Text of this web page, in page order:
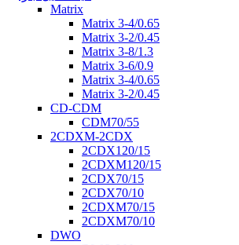
Matrix
Matrix 3-4/0.65
Matrix 3-2/0.45
Matrix 3-8/1.3
Matrix 3-6/0.9
Matrix 3-4/0.65
Matrix 3-2/0.45
CD-CDM
CDM70/55
2CDXM-2CDX
2CDX120/15
2CDXM120/15
2CDX70/15
2CDX70/10
2CDXM70/15
2CDXM70/10
DWO